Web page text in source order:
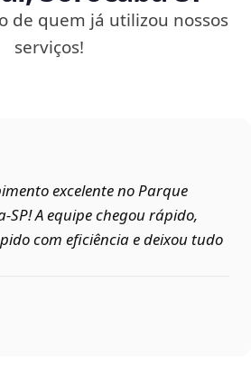
de quem já utilizou nossos
serviços!
excelente no Parque
A equipe chegou rápido,
com eficiência e deixou tudo